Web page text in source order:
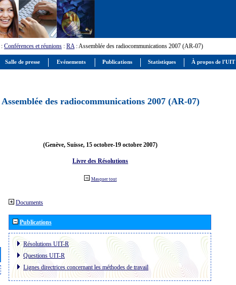
: Conférences et réunions : RA: Assemblée des radiocommunications 2007 (AR-07)
Assemblée des radiocommunications 2007 (AR-07)
(Genève, Suisse, 15 octobre-19 octobre 2007)
Livre des Résolutions
Masquer tout
Documents
Publications
Résolutions UIT-R
Questions UIT-R
Lignes directrices concernant les méthodes de travail
Salle de presse Evénements Publications Statistiques À propos de l'UIT